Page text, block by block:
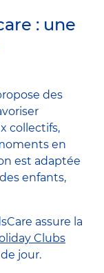
: une
des
collectifs,
en
est adaptée
enfants,
assure la
Clubs
jour.